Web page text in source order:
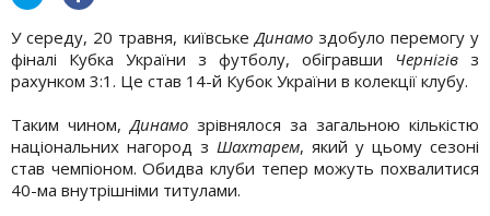
У середу, 20 травня, київське Динамо здобуло перемогу у
фіналі Кубка України з футболу, обігравши Чернігів з
рахунком 3:1. Це став 14-й Кубок України в колекції клубу.
Таким чином, Динамо зрівнялося за загальною кількістю
національних нагород з Шахтарем, який у цьому сезоні
став чемпіоном. Обидва клуби тепер можуть похвалитися
40-ма внутрішніми титулами.